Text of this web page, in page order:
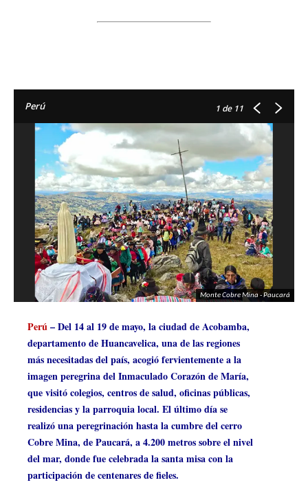
Perú 1 de 11
Monte Cobre Mina - Paucará
Perú– Del 14 al 19 de mayo, la ciudad de Acobamba,
departamento de Huancavelica, una de las regiones
más necesitadas del país, acogió fervientemente a la
imagen peregrina del Inmaculado Corazón de María,
que visitó colegios, centros de salud, oficinas públicas,
residencias y la parroquia local. El último día se
realizó una peregrinación hasta la cumbre del cerro
Cobre Mina, de Paucará, a 4.200 metros sobre el nivel
del mar, donde fue celebrada la santa misa con la
participación de centenares de fieles.